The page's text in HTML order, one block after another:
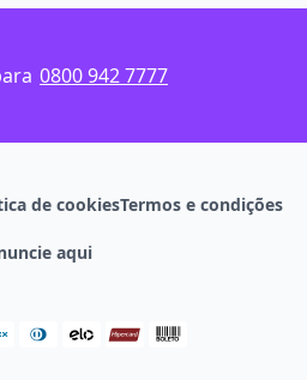
0800 942 7777
de cookiesTermos e condições
aqui